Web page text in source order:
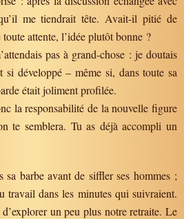
me tiendrait tête. Avait-il pitié de
attente, l’idée plutôt bonne ?
pas à grand-chose : je doutais
si développé – même si, dans toute sa
était joliment profilée.
la responsabilité de la nouvelle figure
te semblera. Tu as déjà accompli un
sa barbe avant de siffler ses hommes ;
travail dans les minutes qui suivraient.
un peu plus notre retraite. Le